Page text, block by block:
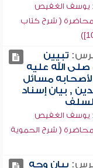
يوسف الغفيص
( شرح كتاب
تبيين
صلى الله عليه
مسائل
, بيان إسناد
يوسف الغفيص
( شرح الحموية
بيان وجه